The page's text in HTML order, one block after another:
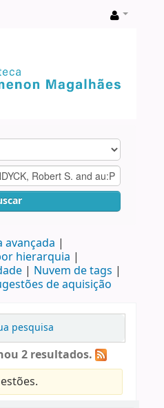
avançada
hierarquia
Nuvem de tags
de aquisição
pesquisa
2 resultados.